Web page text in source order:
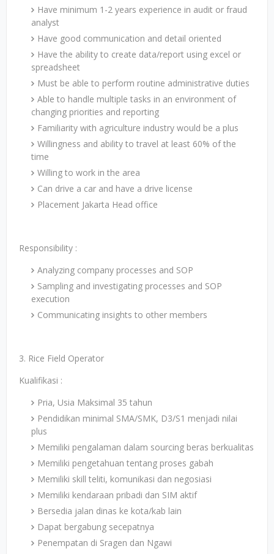
Have minimum 1-2 years experience in audit or fraud
analyst
Have good communication and detail oriented
Have the ability to create data/report using excel or
spreadsheet
Must be able to perform routine administrative duties
Able to handle multiple tasks in an environment of
changing priorities and reporting
Familiarity with agriculture industry would be a plus
Willingness and ability to travel at least 60% of the
time
Willing to work in the area
Can drive a car and have a drive license
Placement Jakarta Head office
Responsibility :
Analyzing company processes and SOP
Sampling and investigating processes and SOP
execution
Communicating insights to other members
3. Rice Field Operator
Kualifikasi :
Pria, Usia Maksimal 35 tahun
Pendidikan minimal SMA/SMK, D3/S1 menjadi nilai
plus
Memiliki pengalaman dalam sourcing beras berkualitas
Memiliki pengetahuan tentang proses gabah
Memiliki skill teliti, komunikasi dan negosiasi
Memiliki kendaraan pribadi dan SIM aktif
Bersedia jalan dinas ke kota/kab lain
Dapat bergabung secepatnya
Penempatan di Sragen dan Ngawi